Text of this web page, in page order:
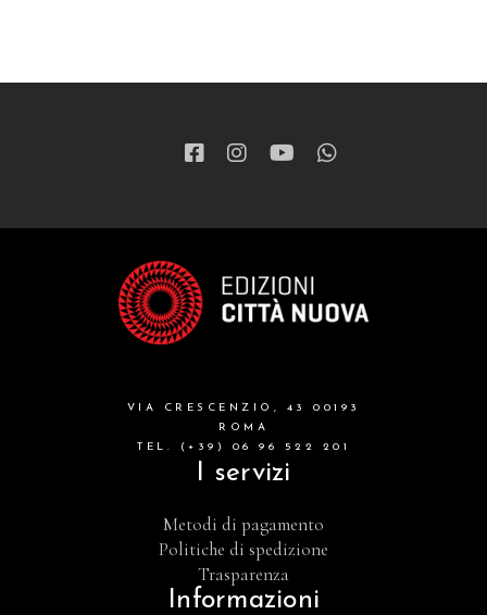
VIA CRESCENZIO, 43 00193
ROMA
TEL. (+39) 06 96 522 201
I servizi
Metodi di pagamento
Politiche di spedizione
Trasparenza
Informazioni